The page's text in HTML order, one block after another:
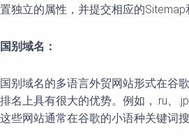
置独立的属性，并提交相应的Sitemap
国别域名：
国别域名的多语言外贸网站形式在谷
排名上具有很大的优势。例如，.ru、
这些网站通常在谷歌的小语种关键词